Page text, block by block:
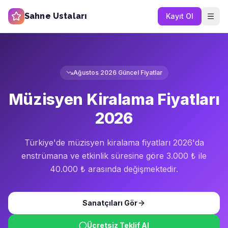
Sahne Ustaları Kayıt Ol
Ağustos 2026Güncel Fiyatlar
Müzisyen Kiralama Fiyatları
2026
Türkiye'de müzisyen kiralama fiyatları 2026'da
enstrümana ve etkinlik süresine göre 3.000 ₺ ile
40.000 ₺ arasında değişmektedir.
Sanatçıları Gör
Ücretsiz Teklif Al